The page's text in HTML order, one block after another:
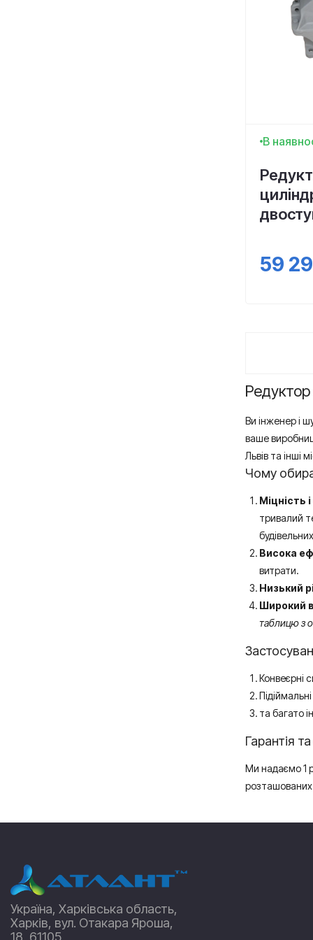
В
59
Ви інженер і
ваше
Львів та інші
Чому
Міцність
тривалий
Висока
витрати.
Низький
Широкий
таблицю з
Конвеєрні
та багато
Гарантія
Ми надаємо 1
розташованих
Україна, Харківська область,
Харків, вул. Отакара Яроша,
18, 61105